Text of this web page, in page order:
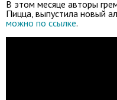
В этом месяце авторы
Пицца, выпустила новый
можно по ссылке.